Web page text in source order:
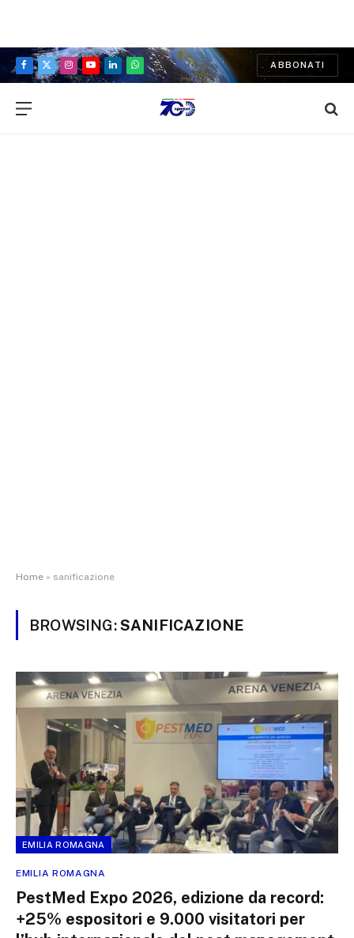
Facebook
X
Instagram
YouTubeLinkedInWhatsApp
ABBONATI
Home » sanificazione
BROWSING:SANIFICAZIONE
EMILIA ROMAGNA
EMILIA ROMAGNA
PestMed Expo 2026, edizione da record:
+25% espositori e 9.000 visitatori per